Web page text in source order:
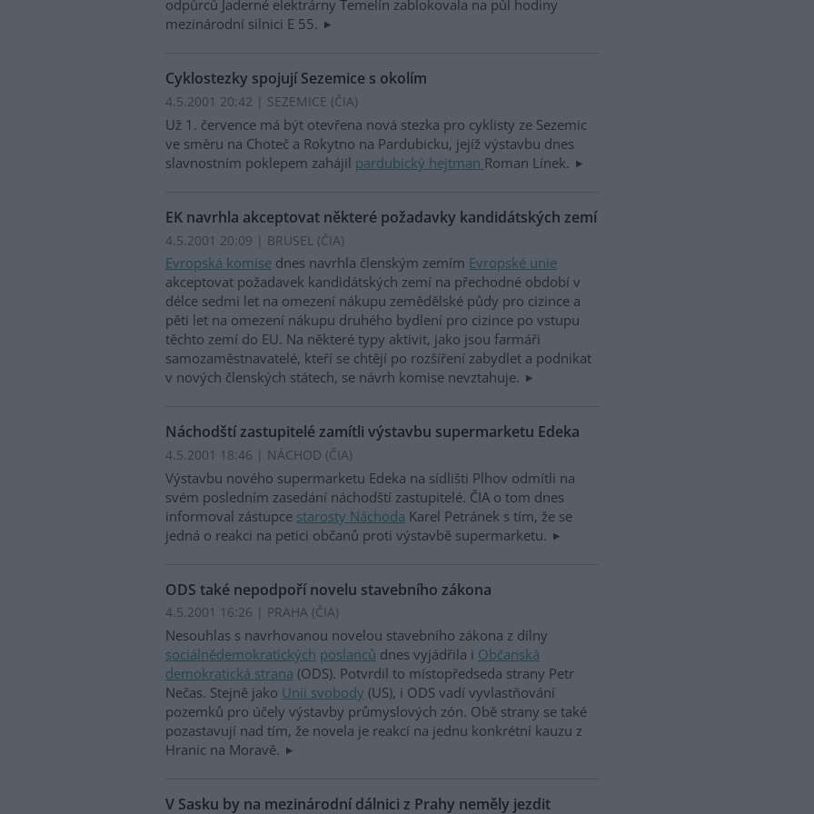
odpůrců Jaderné elektrárny Temelín zablokovala na půl hodiny
mezinárodní silnici E 55.
Cyklostezky spojují Sezemice s okolím
4.5.2001 20:42 | SEZEMICE (ČIA)
Už 1. července má být otevřena nová stezka pro cyklisty ze Sezemic
ve směru na Choteč a Rokytno na Pardubicku, jejíž výstavbu dnes
slavnostním poklepem zahájil pardubický hejtman Roman Línek.
EK navrhla akceptovat některé požadavky kandidátských zemí
4.5.2001 20:09 | BRUSEL (ČIA)
Evropská komise dnes navrhla členským zemím Evropské unie
akceptovat požadavek kandidátských zemí na přechodné období v
délce sedmi let na omezení nákupu zemědělské půdy pro cizince a
pěti let na omezení nákupu druhého bydlení pro cizince po vstupu
těchto zemí do EU. Na některé typy aktivit, jako jsou farmáři
samozaměstnavatelé, kteří se chtějí po rozšíření zabydlet a podnikat
v nových členských státech, se návrh komise nevztahuje.
Náchodští zastupitelé zamítli výstavbu supermarketu Edeka
4.5.2001 18:46 | NÁCHOD (ČIA)
Výstavbu nového supermarketu Edeka na sídlišti Plhov odmítli na
svém posledním zasedání náchodští zastupitelé. ČIA o tom dnes
informoval zástupce starosty Náchoda Karel Petránek s tím, že se
jedná o reakci na petici občanů proti výstavbě supermarketu.
ODS také nepodpoří novelu stavebního zákona
4.5.2001 16:26 | PRAHA (ČIA)
Nesouhlas s navrhovanou novelou stavebního zákona z dílny
sociálnědemokratických poslanců dnes vyjádřila i Občanská
demokratická strana (ODS). Potvrdil to místopředseda strany Petr
Nečas. Stejně jako Unii svobody (US), i ODS vadí vyvlastňování
pozemků pro účely výstavby průmyslových zón. Obě strany se také
pozastavují nad tím, že novela je reakcí na jednu konkrétní kauzu z
Hranic na Moravě.
V Sasku by na mezinárodní dálnici z Prahy neměly jezdit